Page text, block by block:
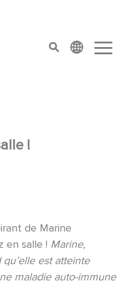
top menu
!
de Marine
en salle ! Marine,
est atteinte
maladie auto-immune